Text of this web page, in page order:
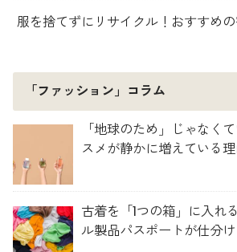
服を捨てずにリサイクル！おすすめ
「ファッション」コラム
「地球のため」じゃなく
スメが静かに増えている理
古着を「1つの箱」に入れ
ル製品パスポートが仕分け